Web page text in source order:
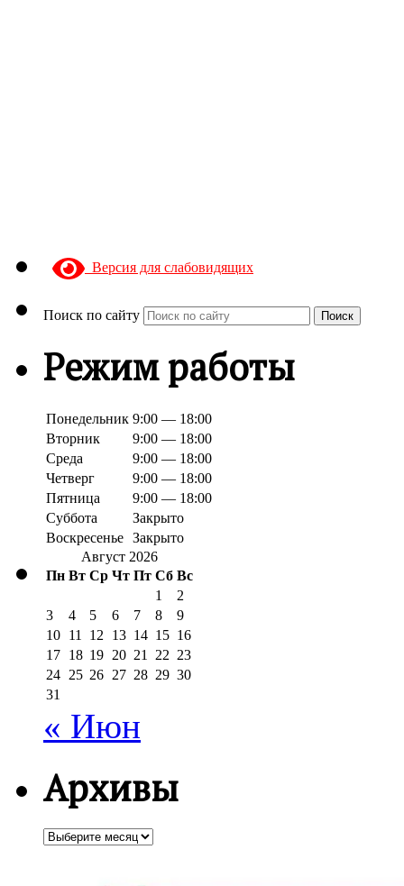
Версия для слабовидящих
Поиск по сайту Поиск
Режим работы
Понедельник 9:00 — 18:00
Вторник
9:00 — 18:00
Среда
9:00 — 18:00
Четверг
9:00 — 18:00
Пятница
9:00 — 18:00
Суббота
Закрыто
Воскресенье Закрыто
Август 2026
Пн Вт Ср Чт Пт Сб Вс
1
2
3
4 5 6 7 8
9
10 11 12 13 14 15 16
17 18 19 20 21 22 23
24 25 26 27 28 29 30
31
« Июн
Архивы
Архивы